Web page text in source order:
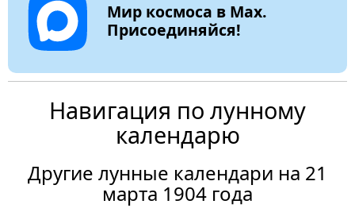
Мир космоса в Max.
Присоединяйся!
Навигация по лунному
календарю
Другие лунные календари на 21
марта 1904 года